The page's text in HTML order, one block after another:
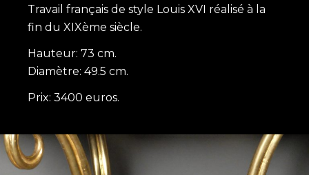
Travail français de style Louis XVI réalisé à la
fin du XIXème siècle.
Hauteur: 73 cm.
Diamètre: 49.5 cm.
Prix: 3400 euros.